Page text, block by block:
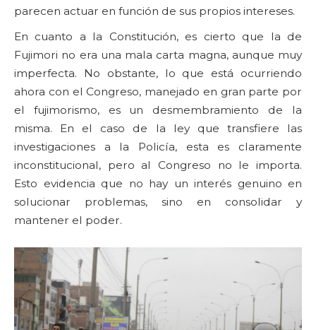
parecen actuar en función de sus propios intereses.
En cuanto a la Constitución, es cierto que la de
Fujimori no era una mala carta magna, aunque muy
imperfecta. No obstante, lo que está ocurriendo
ahora con el Congreso, manejado en gran parte por
el fujimorismo, es un desmembramiento de la
misma. En el caso de la ley que transfiere las
investigaciones a la Policía, esta es claramente
inconstitucional, pero al Congreso no le importa.
Esto evidencia que no hay un interés genuino en
solucionar problemas, sino en consolidar y
mantener el poder.